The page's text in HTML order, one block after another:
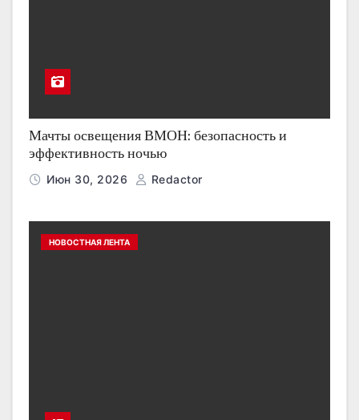
Мачты освещения ВМОН: безопасность и
эффективность ночью
Июн 30, 2026 Redactor
НОВОСТНАЯ ЛЕНТА